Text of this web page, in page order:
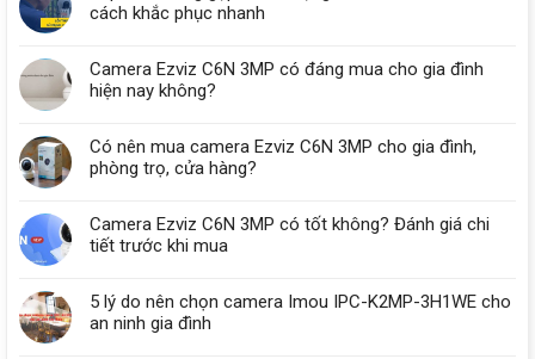
cách khắc phục nhanh
Camera Ezviz C6N 3MP có đáng mua cho gia đình
hiện nay không?
Có nên mua camera Ezviz C6N 3MP cho gia đình,
phòng trọ, cửa hàng?
Camera Ezviz C6N 3MP có tốt không? Đánh giá chi
tiết trước khi mua
5 lý do nên chọn camera Imou IPC-K2MP-3H1WE cho
an ninh gia đình